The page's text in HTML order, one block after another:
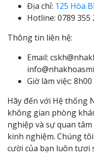
Địa chỉ: 125 Hòa
Hotline: 0789 355
Thông tin liên hệ:
Email:
Giờ làm việc:
Hãy đến với Hệ thống
không gian phòng
nghiệp và sự quan
kinh nghiệm. Chúng
cười của bạn luôn tươi